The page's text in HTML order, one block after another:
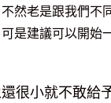
然老是跟我們不
是建議可以開始
很小就不敢給